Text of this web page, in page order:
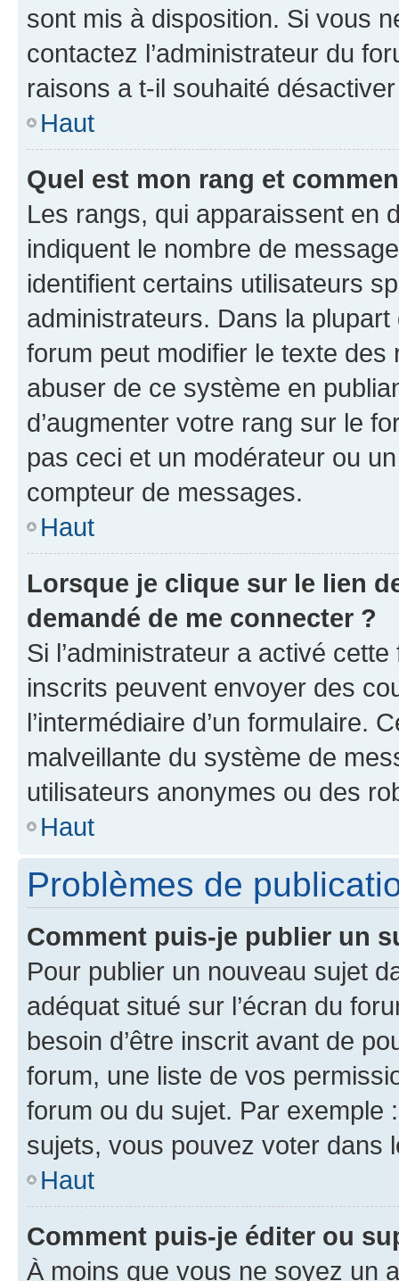
sont mis à disposition. Si vous
contactez l’administrateur du
raisons a t-il souhaité
Haut
Quel est mon rang et
Les rangs, qui apparaissent en
indiquent le nombre de
identifient certains utilisateurs
administrateurs. Dans la
forum peut modifier le texte
abuser de ce système en
d’augmenter votre rang sur le
pas ceci et un modérateur ou
compteur de messages.
Haut
Lorsque je clique sur le lien
demandé de me connecter ?
Si l’administrateur a activé
inscrits peuvent envoyer des
l’intermédiaire d’un formulaire.
malveillante du système de
utilisateurs anonymes ou des
Haut
Problèmes de
Comment puis-je publier un
Pour publier un nouveau sujet
adéquat situé sur l’écran du
besoin d’être inscrit avant de
forum, une liste de vos
forum ou du sujet. Par exemple
sujets, vous pouvez voter dans
Haut
Comment puis-je éditer ou
À moins que vous ne soyez un